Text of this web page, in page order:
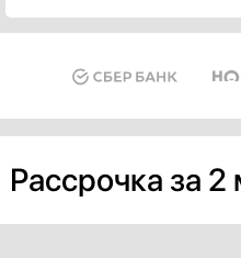
Рассрочка за